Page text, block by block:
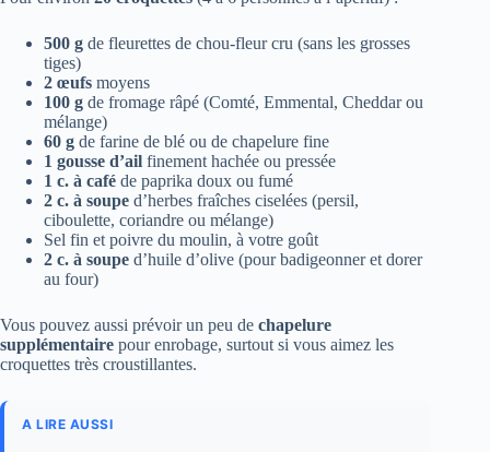
500 g de fleurettes de chou-fleur cru (sans les grosses
tiges)
2 œufs moyens
100 g de fromage râpé (Comté, Emmental, Cheddar ou
mélange)
60 g de farine de blé ou de chapelure fine
1 gousse d’ail finement hachée ou pressée
1 c. à café de paprika doux ou fumé
2 c. à soupe d’herbes fraîches ciselées (persil,
ciboulette, coriandre ou mélange)
Sel fin et poivre du moulin, à votre goût
2 c. à soupe d’huile d’olive (pour badigeonner et dorer
au four)
Vous pouvez aussi prévoir un peu de chapelure
supplémentaire pour enrobage, surtout si vous aimez les
croquettes très croustillantes.
A LIRE AUSSI